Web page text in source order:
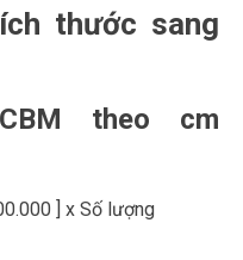
thước sang
theo cm
] x Số lượng